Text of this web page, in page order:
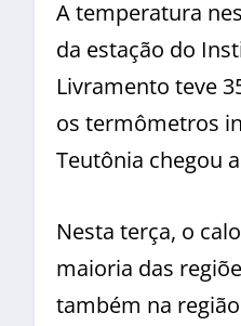
A temperatura
da estação do
Livramento teve
os termômetros
Teutônia chegou
Nesta terça, o
maioria das
também na